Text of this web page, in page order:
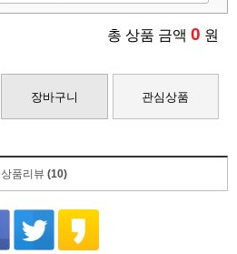
총 상품 금액 0 원
장바구니 관심상품
상품리뷰 (10)